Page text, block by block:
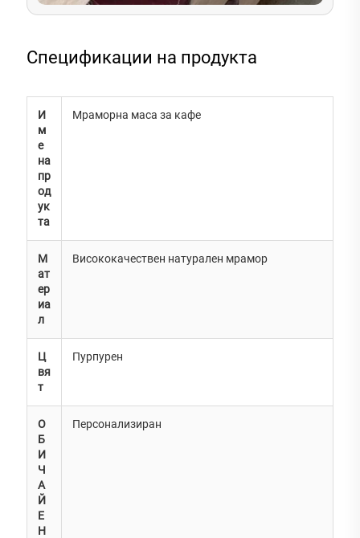
Спецификации на продукта
И
м
е
на
пр
од
ук
та
Мраморна маса за кафе
М
ат
ер
иа
л
Висококачествен натурален мрамор
Ц
вя
т
Пурпурен
О
Б
И
Ч
А
Й
Е
Н
Персонализиран